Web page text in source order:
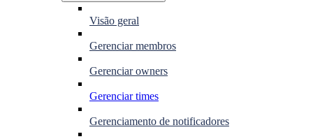
Visão geral
Gerenciar membros
Gerenciar owners
Gerenciar times
Gerenciamento de notificadores